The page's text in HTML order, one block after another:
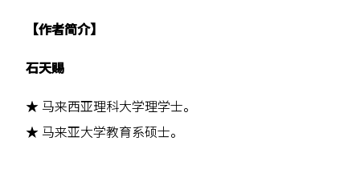
【作者简介】
石天赐
★ 马来西亚理科大学理学士。
★ 马来亚大学教育系硕士。